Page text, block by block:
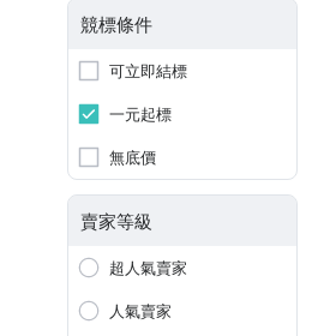
競標條件
可立即結標
一元起標
無底價
賣家等級
超人氣賣家
人氣賣家